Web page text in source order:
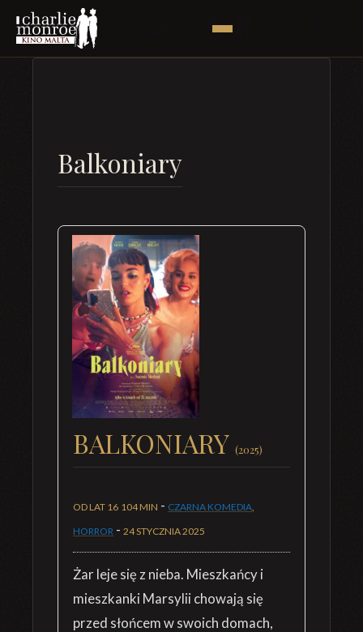
Balkoniary
BALKONIARY (2025)
OD LAT 16 104 MIN - CZARNA KOMEDIA,
HORROR - 24 STYCZNIA 2025
Żar leje się z nieba. Mieszkańcy i
mieszkanki Marsylii chowają się
przed słońcem w swoich domach,